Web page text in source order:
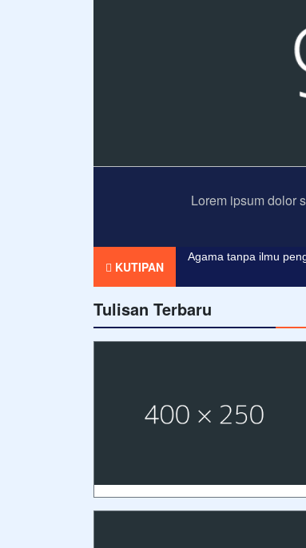
Lorem ipsum dolor
KUTIPAN
Pendidikan
Agama tanpa ilmu
Tulisan Terbaru